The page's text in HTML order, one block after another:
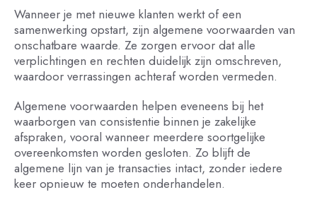
Wanneer je met nieuwe klanten werkt of een
samenwerking opstart, zijn algemene voorwaarden van
onschatbare waarde. Ze zorgen ervoor dat alle
verplichtingen en rechten duidelijk zijn omschreven,
waardoor verrassingen achteraf worden vermeden.
Algemene voorwaarden helpen eveneens bij het
waarborgen van consistentie binnen je zakelijke
afspraken, vooral wanneer meerdere soortgelijke
overeenkomsten worden gesloten. Zo blijft de
algemene lijn van je transacties intact, zonder iedere
keer opnieuw te moeten onderhandelen.